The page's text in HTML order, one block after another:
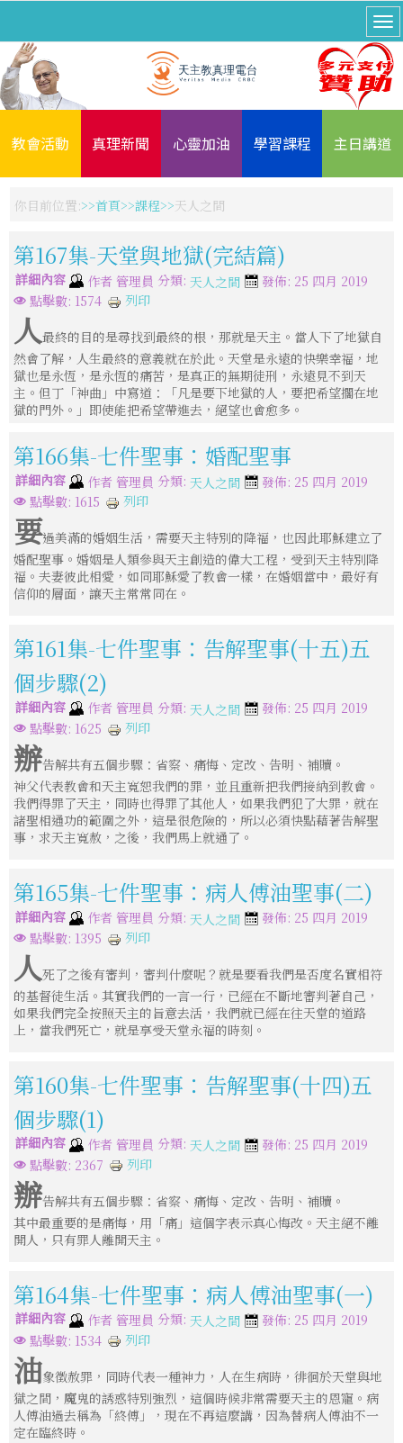
教會活動 真理新聞 心靈加油 學習課程 主日講道
你目前位置: 首頁 課程 天人之間
第167集-天堂與地獄(完結篇)
詳細內容 作者 管理員 分類: 天人之間
發佈: 25 四月 2019
點擊數: 1574
列印
人最終的目的是尋找到最終的根，那就是天主。當人下了地獄自
然會了解，人生最終的意義就在於此。天堂是永遠的快樂幸福，地
獄也是永恆，是永恆的痛苦，是真正的無期徒刑，永遠見不到天
主。但丁「神曲」中寫道：「凡是要下地獄的人，要把希望擱在地
獄的門外。」即使能把希望帶進去，絕望也會愈多。
第166集-七件聖事：婚配聖事
詳細內容 作者 管理員 分類: 天人之間
發佈: 25 四月 2019
點擊數: 1615
列印
要過美滿的婚姻生活，需要天主特別的降福，也因此耶穌建立了
婚配聖事。婚姻是人類參與天主創造的偉大工程，受到天主特別降
福。夫妻彼此相愛，如同耶穌愛了教會一樣，在婚姻當中，最好有
信仰的層面，讓天主常常同在。
第161集-七件聖事：告解聖事(十五)五
個步驟(2)
詳細內容 作者 管理員 分類: 天人之間
發佈: 25 四月 2019
點擊數: 1625
列印
辦告解共有五個步驟：省察、痛悔、定改、告明、補贖。
神父代表教會和天主寬恕我們的罪，並且重新把我們接納到教會。
我們得罪了天主，同時也得罪了其他人，如果我們犯了大罪，就在
諸聖相通功的範圍之外，這是很危險的，所以必須快點藉著告解聖
事，求天主寬赦，之後，我們馬上就通了。
第165集-七件聖事：病人傅油聖事(二)
詳細內容 作者 管理員 分類: 天人之間
發佈: 25 四月 2019
點擊數: 1395
列印
人死了之後有審判，審判什麼呢？就是要看我們是否度名實相符
的基督徒生活。其實我們的一言一行，已經在不斷地審判著自己，
如果我們完全按照天主的旨意去活，我們就已經在往天堂的道路
上，當我們死亡，就是享受天堂永福的時刻。
第160集-七件聖事：告解聖事(十四)五
個步驟(1)
詳細內容 作者 管理員 分類: 天人之間
發佈: 25 四月 2019
點擊數: 2367
列印
辦告解共有五個步驟：省察、痛悔、定改、告明、補贖。
其中最重要的是痛悔，用「痛」這個字表示真心悔改。天主絕不離
開人，只有罪人離開天主。
第164集-七件聖事：病人傅油聖事(一)
詳細內容 作者 管理員 分類: 天人之間
發佈: 25 四月 2019
點擊數: 1534
列印
油象徵赦罪，同時代表一種神力，人在生病時，徘徊於天堂與地
獄之間，魔鬼的誘惑特別強烈，這個時候非常需要天主的恩寵。病
人傅油過去稱為「終傅」，現在不再這麼講，因為替病人傅油不一
定在臨終時。